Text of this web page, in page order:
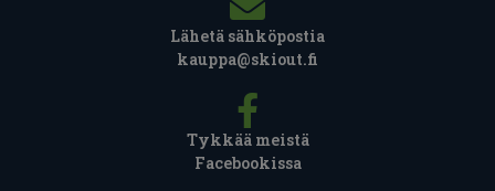
Lähetä sähköpostia
kauppa@skiout.fi
Tykkää meistä
Facebookissa